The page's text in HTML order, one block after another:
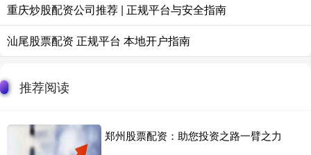
重庆炒股配资公司推荐 | 正规平台与安全指南
汕尾股票配资 正规平台 本地开户指南
推荐阅读
郑州股票配资：助您投资之路一臂之力